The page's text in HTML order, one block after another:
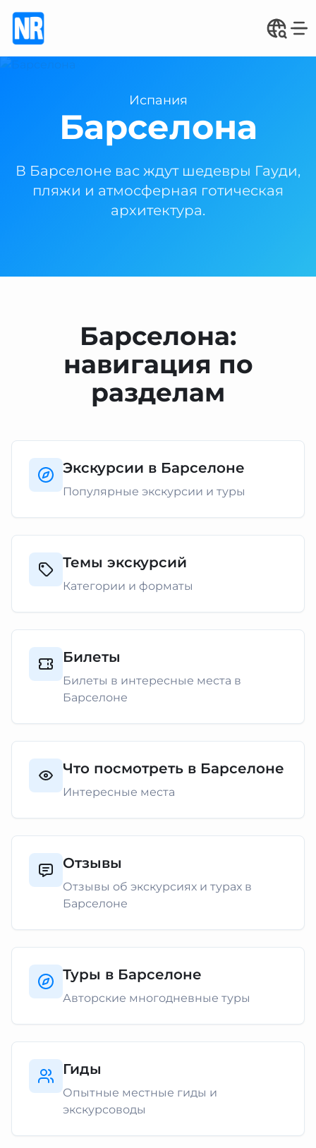
Испания
Барселона
В Барселоне вас ждут шедевры Гауди,
пляжи и атмосферная готическая
архитектура.
Барселона:
навигация по
разделам
Экскурсии в Барселоне
Популярные экскурсии и туры
Темы экскурсий
Категории и форматы
Билеты
Билеты в интересные места в
Барселоне
Что посмотреть в Барселоне
Интересные места
Отзывы
Отзывы об экскурсиях и турах в
Барселоне
Туры в Барселоне
Авторские многодневные туры
Гиды
Опытные местные гиды и
экскурсоводы